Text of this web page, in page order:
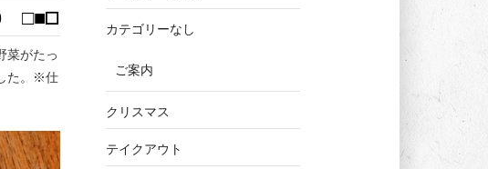
□■⬜︎
菜がたっ
た。※仕
カテゴリーなし
ご案内
クリスマス
テイクアウト